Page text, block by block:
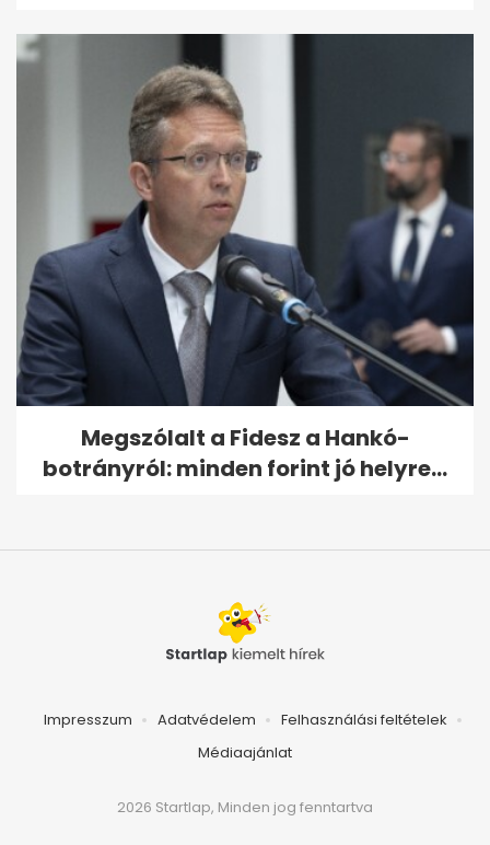
Megszólalt a Fidesz a Hankó-
botrányról: minden forint jó helyre...
Impresszum Adatvédelem
Felhasználási feltételek
Médiaajánlat
2026 Startlap, Minden jog fenntartva